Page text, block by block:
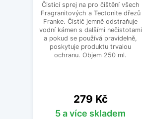
Čisticí sprej na pro čištění všech
Fragranitových a Tectonite dřezů
Franke. Čistič jemně odstraňuje
vodní kámen s dalšími nečistotami
a pokud se používá pravidelně,
poskytuje produktu trvalou
ochranu. Objem 250 ml.
Cena
279 Kč
5 a více skladem